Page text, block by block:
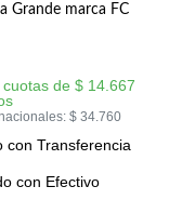
Grande marca FC
de $ 14.667
$ 34.760
con Transferencia
con Efectivo